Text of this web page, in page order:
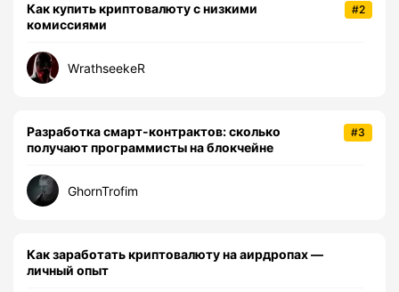
#2
Как купить криптовалюту с низкими
комиссиями
WrathseekeR
#3
Разработка смарт-контрактов: сколько
получают программисты на блокчейне
GhornTrofim
Как заработать криптовалюту на аирдропах —
личный опыт